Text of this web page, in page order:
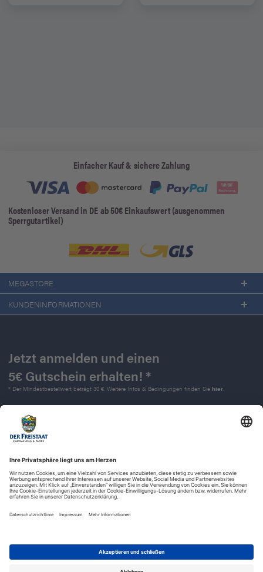
Einfacher Kauf & sichere Zahlung
Kostenloser Versand in DE ab 50€ Einkaufswert (ausgenommen
Sperrgutartikel)
MEGASTORE
KUNDENINFORMATIONEN
Jetzt anmelden und einen
5€ Gutschein erhalten! *
* Der Mindestbestellwert beträgt 30 €. Weitere Infos & Bedingungen finden Sie hier.